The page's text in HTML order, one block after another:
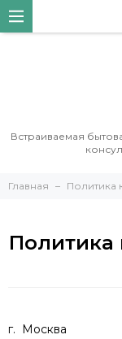
Встраиваемая
Главная Политика
Политика
г.